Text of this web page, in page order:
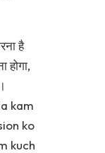
है
होगा,
kam
ko
kuch